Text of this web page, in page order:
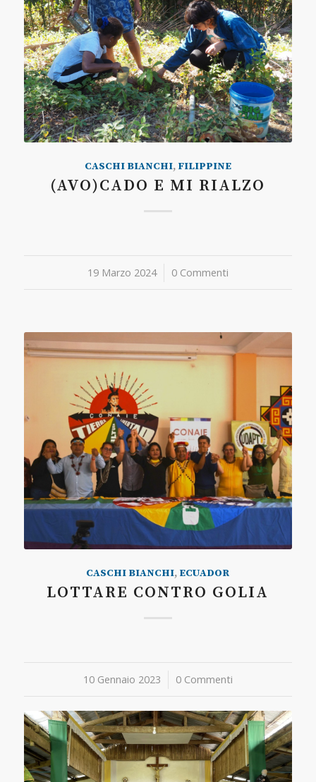
CASCHI BIANCHI, FILIPPINE
(AVO)CADO E MI RIALZO
19 Marzo 2024
/ 0 Commenti
CASCHI BIANCHI, ECUADOR
LOTTARE CONTRO GOLIA
10 Gennaio 2023
/ 0 Commenti